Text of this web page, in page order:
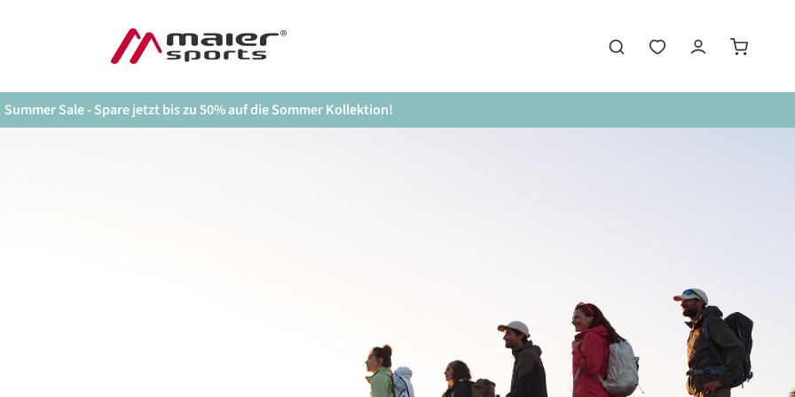
Summer Sale - Spare jetzt bis zu 50% auf die Sommer Kollektion!